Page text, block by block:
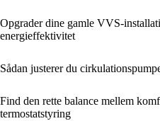
Opgrader dine gamle VVS-
energieffektivitet
Sådan justerer du
Find den rette balance mellem
termostatstyring